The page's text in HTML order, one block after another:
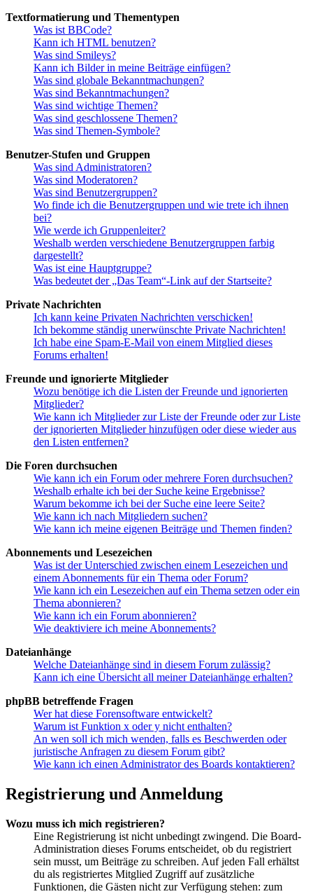
Textformatierung und Thementypen
Was ist BBCode?
Kann ich HTML benutzen?
Was sind Smileys?
Kann ich Bilder in meine Beiträge einfügen?
Was sind globale Bekanntmachungen?
Was sind Bekanntmachungen?
Was sind wichtige Themen?
Was sind geschlossene Themen?
Was sind Themen-Symbole?
Benutzer-Stufen und Gruppen
Was sind Administratoren?
Was sind Moderatoren?
Was sind Benutzergruppen?
Wo finde ich die Benutzergruppen und wie trete ich ihnen
bei?
Wie werde ich Gruppenleiter?
Weshalb werden verschiedene Benutzergruppen farbig
dargestellt?
Was ist eine Hauptgruppe?
Was bedeutet der „Das Team“-Link auf der Startseite?
Private Nachrichten
Ich kann keine Privaten Nachrichten verschicken!
Ich bekomme ständig unerwünschte Private Nachrichten!
Ich habe eine Spam-E-Mail von einem Mitglied dieses
Forums erhalten!
Freunde und ignorierte Mitglieder
Wozu benötige ich die Listen der Freunde und ignorierten
Mitglieder?
Wie kann ich Mitglieder zur Liste der Freunde oder zur Liste
der ignorierten Mitglieder hinzufügen oder diese wieder aus
den Listen entfernen?
Die Foren durchsuchen
Wie kann ich ein Forum oder mehrere Foren durchsuchen?
Weshalb erhalte ich bei der Suche keine Ergebnisse?
Warum bekomme ich bei der Suche eine leere Seite?
Wie kann ich nach Mitgliedern suchen?
Wie kann ich meine eigenen Beiträge und Themen finden?
Abonnements und Lesezeichen
Was ist der Unterschied zwischen einem Lesezeichen und
einem Abonnements für ein Thema oder Forum?
Wie kann ich ein Lesezeichen auf ein Thema setzen oder ein
Thema abonnieren?
Wie kann ich ein Forum abonnieren?
Wie deaktiviere ich meine Abonnements?
Dateianhänge
Welche Dateianhänge sind in diesem Forum zulässig?
Kann ich eine Übersicht all meiner Dateianhänge erhalten?
phpBB betreffende Fragen
Wer hat diese Forensoftware entwickelt?
Warum ist Funktion x oder y nicht enthalten?
An wen soll ich mich wenden, falls es Beschwerden oder
juristische Anfragen zu diesem Forum gibt?
Wie kann ich einen Administrator des Boards kontaktieren?
Registrierung und Anmeldung
Wozu muss ich mich registrieren?
Eine Registrierung ist nicht unbedingt zwingend. Die Board-
Administration dieses Forums entscheidet, ob du registriert
sein musst, um Beiträge zu schreiben. Auf jeden Fall erhältst
du als registriertes Mitglied Zugriff auf zusätzliche
Funktionen, die Gästen nicht zur Verfügung stehen: zum